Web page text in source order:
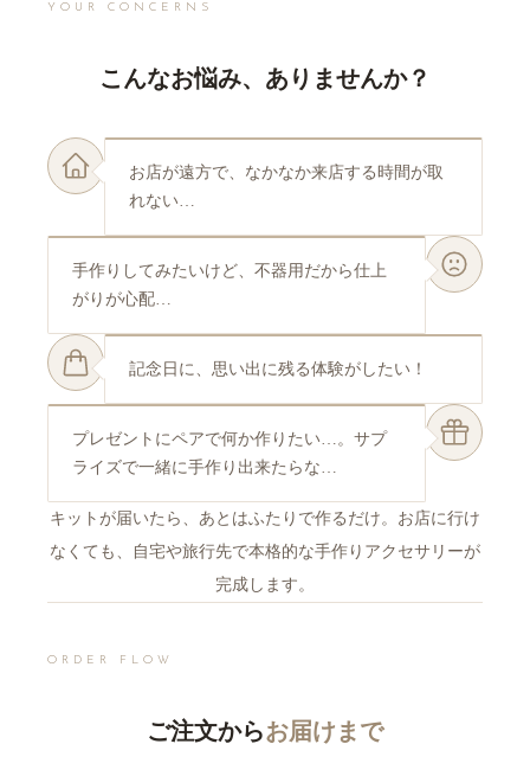
YOUR CONCERNS
こんなお悩み、ありませんか？
お店が遠方で、なかなか来店する時間が取
れない…
手作りしてみたいけど、不器用だから仕上
がりが心配…
記念日に、思い出に残る体験がしたい！
プレゼントにペアで何か作りたい…。サプ
ライズで一緒に手作り出来たらな…
キットが届いたら、あとはふたりで作るだけ。お店に行け
なくても、自宅や旅行先で本格的な手作りアクセサリーが
完成します。
ORDER FLOW
ご注文からお届けまで